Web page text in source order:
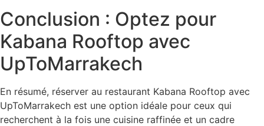
Conclusion : Optez pour
Kabana Rooftop avec
UpToMarrakech
En résumé, réserver au restaurant Kabana Rooftop avec
UpToMarrakech est une option idéale pour ceux qui
recherchent à la fois une cuisine raffinée et un cadre